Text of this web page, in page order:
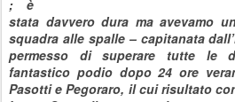
; è
stata davvero dura ma avevamo
squadra alle spalle – capitanata
permesso di superare tutte le
fantastico podio dopo 24 ore
Pasotti e Pegoraro, il cui risultato